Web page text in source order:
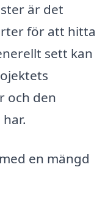
är det
för att hitta
sett kan
och den
en mängd